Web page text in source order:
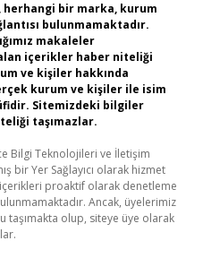
bir marka, kurum
bulunmamaktadır.
makaleler
içerikler haber niteliği
ve kişiler hakkında
kurum ve kişiler ile isim
Sitemizdeki bilgiler
taşımazlar.
Bilgi Teknolojileri ve İletişim
bir Yer Sağlayıcı olarak hizmet
proaktif olarak denetleme
Ancak, üyelerimiz
taşımakta olup, siteye üye olarak